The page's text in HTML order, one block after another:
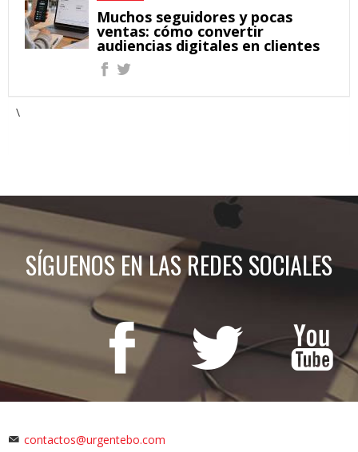
Muchos seguidores y pocas
ventas: cómo convertir
audiencias digitales en clientes
\
SÍGUENOS EN LAS REDES SOCIALES
contactos@urgentebo.com